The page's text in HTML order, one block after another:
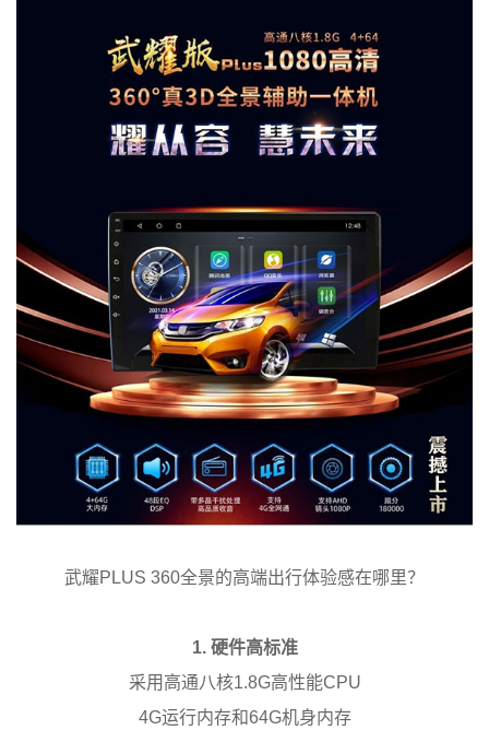
武耀PLUS 360全景的高端出行体验感在哪里？
1. 硬件高标准
采用高通八核1.8G高性能CPU
4G运行内存和64G机身内存